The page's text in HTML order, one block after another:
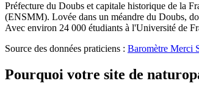
Préfecture du Doubs et capitale historique de la
(ENSMM). Lovée dans un méandre du Doubs,
Avec environ 24 000 étudiants à l'Université de
Source des données praticiens : Baromètre Merci
Pourquoi votre site de